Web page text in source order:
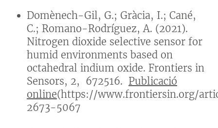
Domènech-Gil, G.; Gràcia, I.; Cané,
C.; Romano-Rodríguez, A. (2021).
Nitrogen dioxide selective sensor for
humid environments based on
octahedral indium oxide. Frontiers in
Sensors, 2, 672516. Publicació
online(https://www.frontiersin.org/
2673-5067